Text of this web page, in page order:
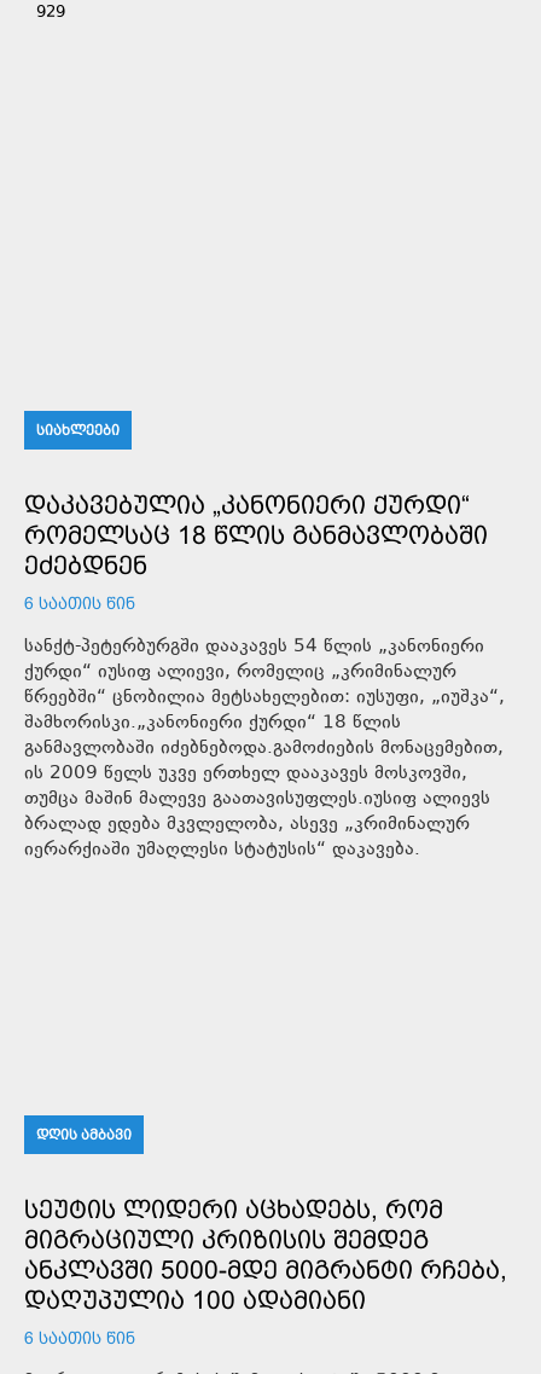
929
ᲡᲘᲐᲮᲚᲔᲔᲑᲘ
ᲓᲐᲙᲐᲕᲔᲑᲣᲚᲘᲐ „ᲙᲐᲜᲝᲜᲘᲔᲠᲘ ᲥᲣᲠᲓᲘ“
ᲠᲝᲛᲔᲚᲡᲐᲪ 18 ᲬᲚᲘᲡ ᲒᲐᲜᲛᲐᲕᲚᲝᲑᲐᲨᲘ
ᲔᲫᲔᲑᲓᲜᲔᲜ
6 ᲡᲐᲐᲗᲘᲡ ᲬᲘᲜ
სანქტ-პეტერბურგში დააკავეს 54 წლის „კანონიერი
ქურდი“ იუსიფ ალიევი, რომელიც „კრიმინალურ
წრეებში“ ცნობილია მეტსახელებით: იუსუფი, „იუშკა“,
შამხორისკი.„კანონიერი ქურდი“ 18 წლის
განმავლობაში იძებნებოდა.გამოძიების მონაცემებით,
ის 2009 წელს უკვე ერთხელ დააკავეს მოსკოვში,
თუმცა მაშინ მალევე გაათავისუფლეს.იუსიფ ალიევს
ბრალად ედება მკვლელობა, ასევე „კრიმინალურ
იერარქიაში უმაღლესი სტატუსის“ დაკავება.
ᲓᲦᲘᲡ ᲐᲛᲑᲐᲕᲘ
ᲡᲔᲣᲢᲘᲡ ᲚᲘᲓᲔᲠᲘ ᲐᲪᲮᲐᲓᲔᲑᲡ, ᲠᲝᲛ
ᲛᲘᲒᲠᲐᲪᲘᲣᲚᲘ ᲙᲠᲘᲖᲘᲡᲘᲡ ᲨᲔᲛᲓᲔᲒ
ᲐᲜᲙᲚᲐᲕᲨᲘ 5000-ᲛᲓᲔ ᲛᲘᲒᲠᲐᲜᲢᲘ ᲠᲩᲔᲑᲐ,
ᲓᲐᲦᲣᲞᲣᲚᲘᲐ 100 ᲐᲓᲐᲛᲘᲐᲜᲘ
6 ᲡᲐᲐᲗᲘᲡ ᲬᲘᲜ